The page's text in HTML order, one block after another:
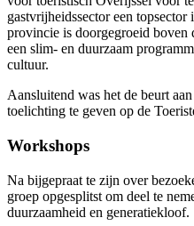
gastvrijheidssector een topsector
provincie is doorgegroeid
een slim- en duurzaam
cultuur.
Aansluitend was het de beurt
toelichting te geven op de
Workshops
Na bijgepraat te zijn over
groep opgesplitst om deel te
duurzaamheid en generatiekloof.